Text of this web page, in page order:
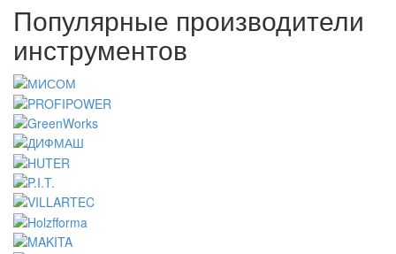
Популярные производители
инструментов